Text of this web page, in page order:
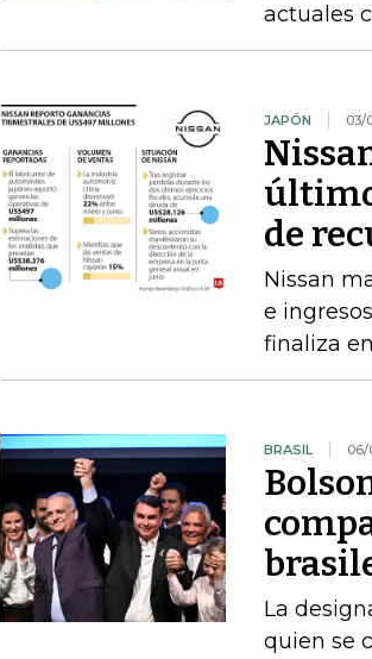
actuales
JAPÓN 03/
de
Nissan
e
finaliza
BRASIL 06/
La
quien se